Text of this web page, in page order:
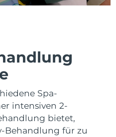
Spa-
intensiven 2-
bietet,
Behandlung für zu